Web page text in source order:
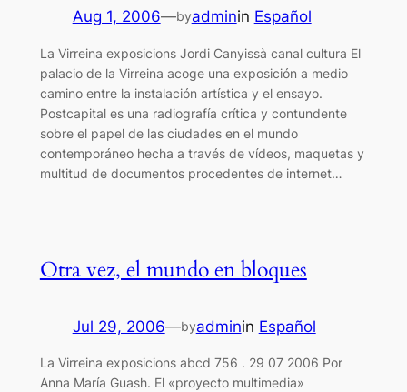
Aug 1, 2006—byadminin Español
La Virreina exposicions Jordi Canyissà canal cultura El
palacio de la Virreina acoge una exposición a medio
camino entre la instalación artística y el ensayo.
Postcapital es una radiografía crítica y contundente
sobre el papel de las ciudades en el mundo
contemporáneo hecha a través de vídeos, maquetas y
multitud de documentos procedentes de internet…
Otra vez, el mundo en bloques
Jul 29, 2006—byadminin Español
La Virreina exposicions abcd 756 . 29 07 2006 Por
Anna María Guash. El «proyecto multimedia»